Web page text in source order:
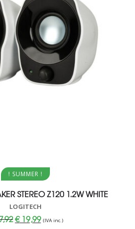
al carrello
! SUMMER !
STEREO Z120 1.2W WHITE
LOGITECH
Il
prezzo
€19,99Il
prezzo
(IVA inc.)